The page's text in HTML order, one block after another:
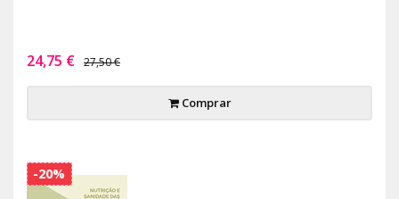
24,75 € 27,50 €
Comprar
-20%